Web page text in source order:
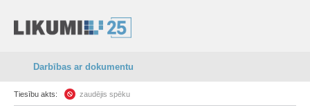
Darbības ar dokumentu
Tiesību akts: zaudējis spēku